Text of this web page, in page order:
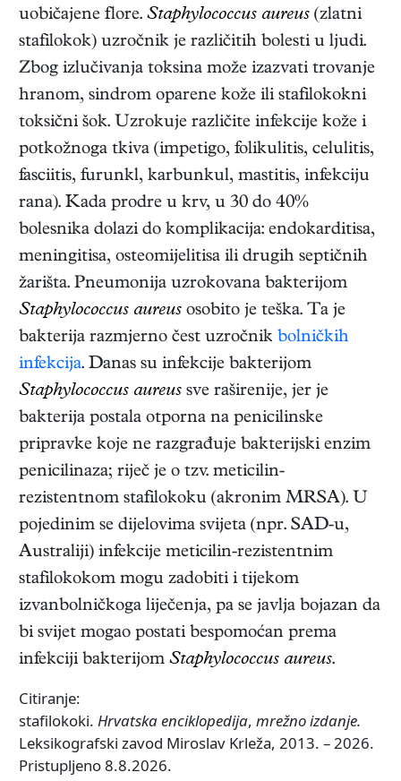
uobičajene flore. Staphylococcus aureus (zlatni
stafilokok) uzročnik je različitih bolesti u ljudi.
Zbog izlučivanja toksina može izazvati trovanje
hranom, sindrom oparene kože ili stafilokokni
toksični šok. Uzrokuje različite infekcije kože i
potkožnoga tkiva (impetigo, folikulitis, celulitis,
fasciitis, furunkl, karbunkul, mastitis, infekciju
rana). Kada prodre u krv, u 30 do 40%
bolesnika dolazi do komplikacija: endokarditisa,
meningitisa, osteomijelitisa ili drugih septičnih
žarišta. Pneumonija uzrokovana bakterijom
Staphylococcus aureus osobito je teška. Ta je
bakterija razmjerno čest uzročnik bolničkih
infekcija. Danas su infekcije bakterijom
Staphylococcus aureus sve raširenije, jer je
bakterija postala otporna na penicilinske
pripravke koje ne razgrađuje bakterijski enzim
penicilinaza; riječ je o tzv. meticilin-
rezistentnom stafilokoku (akronim MRSA). U
pojedinim se dijelovima svijeta (npr. SAD-u,
Australiji) infekcije meticilin-rezistentnim
stafilokokom mogu zadobiti i tijekom
izvanbolničkoga liječenja, pa se javlja bojazan da
bi svijet mogao postati bespomoćan prema
infekciji bakterijom Staphylococcus aureus.
Citiranje:
stafilokoki. Hrvatska enciklopedija, mrežno izdanje.
Leksikografski zavod Miroslav Krleža, 2013. – 2026.
Pristupljeno 8.8.2026.